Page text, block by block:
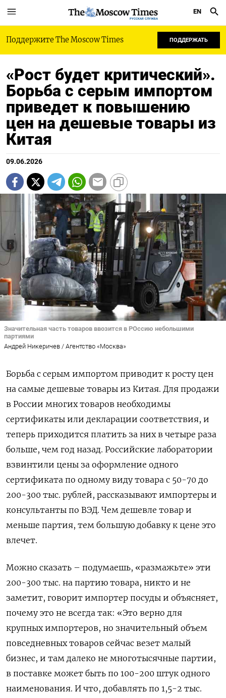
РУССКАЯ СЛУЖБА
EN
Поддержите The Moscow Times ПОДДЕРЖАТЬ
«Рост будет критический».
Борьба с серым импортом
приведет к повышению
цен на дешевые товары из
Китая
09.06.2026
Значительная часть товаров ввозится в РОссию небольшими
партиями
Андрей Никеричев / Агентство «Москва»
Борьба с серым импортом приводит к росту цен
на самые дешевые товары из Китая. Для продажи
в России многих товаров необходимы
сертификаты или декларации соответствия, и
теперь приходится платить за них в четыре раза
больше, чем год назад. Российские лаборатории
взвинтили цены за оформление одного
сертификата по одному виду товара с 50-70 до
200-300 тыс. рублей, рассказывают импортеры и
консультанты по ВЭД. Чем дешевле товар и
меньше партия, тем большую добавку к цене это
влечет.
Можно сказать – подумаешь, «размажьте» эти
200-300 тыс. на партию товара, никто и не
заметит, говорит импортер посуды и объясняет,
почему это не всегда так: «Это верно для
крупных импортеров, но значительный объем
повседневных товаров сейчас везет малый
бизнес, и там далеко не многотысячные партии,
в поставке может быть по 100-200 штук одного
наименования. И что, добавлять по 1,5-2 тыс.